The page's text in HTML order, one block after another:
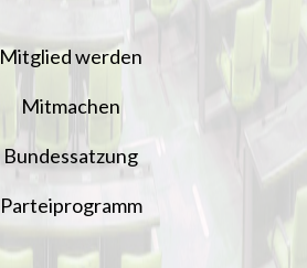
Mitglied werden
Mitmachen
Bundessatzung
Parteiprogramm